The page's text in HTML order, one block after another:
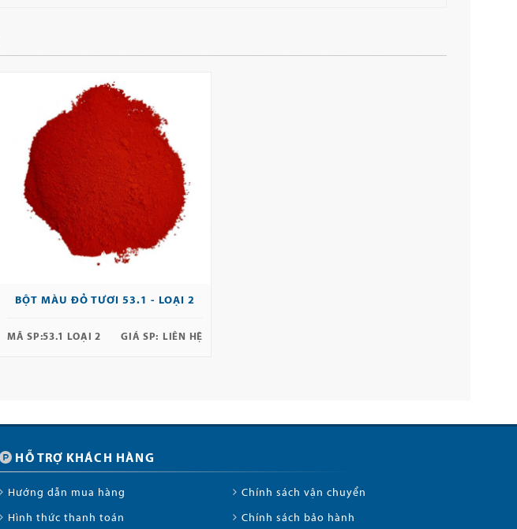
BỘT MÀU ĐỎ TƯƠI 53.1 - LOẠI 2
MÃ SP:53.1 LOẠI 2 GIÁ SP: LIÊN HỆ
HỖ TRỢ KHÁCH HÀNG
Hướng dẫn mua hàng Chính sách vận chuyển
Hình thức thanh toán Chính sách bảo hành